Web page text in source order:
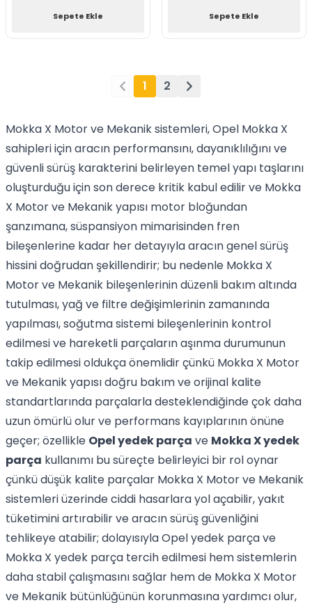
Sepete Ekle Sepete Ekle
1 2
Mokka X Motor ve Mekanik sistemleri, Opel Mokka X
sahipleri için aracın performansını, dayanıklılığını ve
güvenli sürüş karakterini belirleyen temel yapı taşlarını
oluşturduğu için son derece kritik kabul edilir ve Mokka
X Motor ve Mekanik yapısı motor bloğundan
şanzımana, süspansiyon mimarisinden fren
bileşenlerine kadar her detayıyla aracın genel sürüş
hissini doğrudan şekillendirir; bu nedenle Mokka X
Motor ve Mekanik bileşenlerinin düzenli bakım altında
tutulması, yağ ve filtre değişimlerinin zamanında
yapılması, soğutma sistemi bileşenlerinin kontrol
edilmesi ve hareketli parçaların aşınma durumunun
takip edilmesi oldukça önemlidir çünkü Mokka X Motor
ve Mekanik yapısı doğru bakım ve orijinal kalite
standartlarında parçalarla desteklendiğinde çok daha
uzun ömürlü olur ve performans kayıplarının önüne
geçer; özellikle Opel yedek parça ve Mokka X yedek
parça kullanımı bu süreçte belirleyici bir rol oynar
çünkü düşük kalite parçalar Mokka X Motor ve Mekanik
sistemleri üzerinde ciddi hasarlara yol açabilir, yakıt
tüketimini artırabilir ve aracın sürüş güvenliğini
tehlikeye atabilir; dolayısıyla Opel yedek parça ve
Mokka X yedek parça tercih edilmesi hem sistemlerin
daha stabil çalışmasını sağlar hem de Mokka X Motor
ve Mekanik bütünlüğünün korunmasına yardımcı olur,